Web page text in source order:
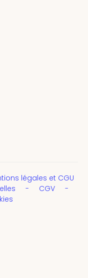
légales et CGU
CGV